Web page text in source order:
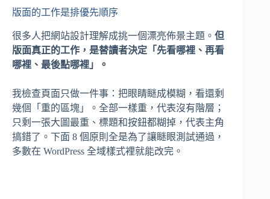
版面的工作是排優先順序
很多人把網站設計理解成挑一個漂亮佈景主題。 但
版面真正的工作，是替讀者決定「先看哪裡、再看
哪裡、最後點哪裡」。
我檢查頁面只做一件事：把眼睛瞇成模糊，看還剩
幾個「重的區塊」。全部一樣重，代表沒有階層；
只剩一張大圖最重、標題和按鈕都糊掉，代表主角
搞錯了。下面 8 個原則全是為了讓瞇眼測試通過，
多數在 WordPress 全域樣式裡就能改完。